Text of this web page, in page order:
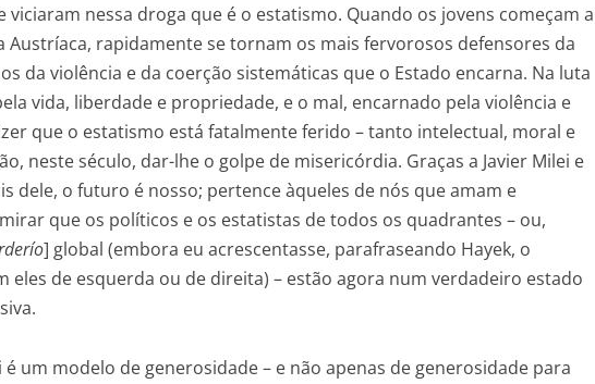
nessa droga que é o estatismo. Quando os jovens começam a
Austríaca, rapidamente se tornam os mais fervorosos defensores da
da violência e da coerção sistemáticas que o Estado encarna. Na luta
vida, liberdade e propriedade, e o mal, encarnado pela violência e
que o estatismo está fatalmente ferido – tanto intelectual, moral e
neste século, dar-lhe o golpe de misericórdia. Graças a Javier Milei e
dele, o futuro é nosso; pertence àqueles de nós que amam e
que os políticos e os estatistas de todos os quadrantes – ou,
] global (embora eu acrescentasse, parafraseando Hayek, o
eles de esquerda ou de direita) – estão agora num verdadeiro estado
um modelo de generosidade – e não apenas de generosidade para